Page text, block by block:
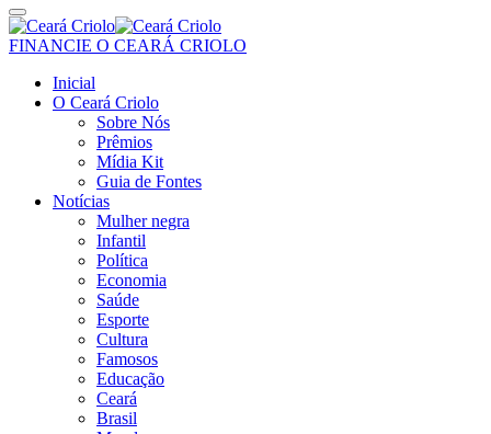
FINANCIE O CEARÁ CRIOLO
Inicial
O Ceará Criolo
Sobre Nós
Prêmios
Mídia Kit
Guia de Fontes
Notícias
Mulher negra
Infantil
Política
Economia
Saúde
Esporte
Cultura
Famosos
Educação
Ceará
Brasil